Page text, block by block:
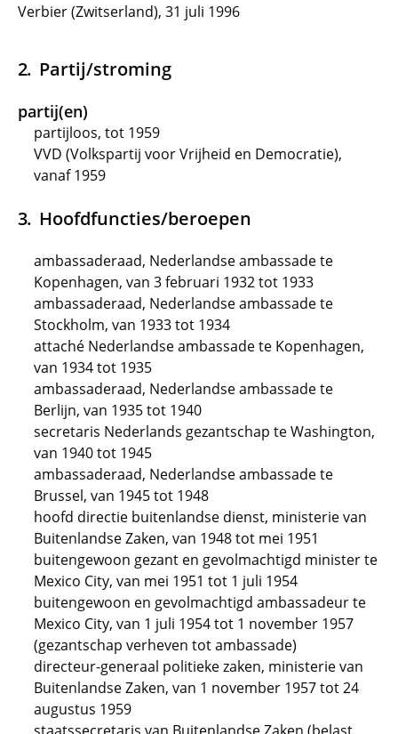
Verbier (Zwitserland), 31 juli 1996
Partij/stroming
partij(en)
partijloos, tot 1959
VVD (Volkspartij voor Vrijheid en Democratie),
vanaf 1959
Hoofdfuncties/beroepen
ambassaderaad, Nederlandse ambassade te
Kopenhagen, van 3 februari 1932 tot 1933
ambassaderaad, Nederlandse ambassade te
Stockholm, van 1933 tot 1934
attaché Nederlandse ambassade te Kopenhagen,
van 1934 tot 1935
ambassaderaad, Nederlandse ambassade te
Berlijn, van 1935 tot 1940
secretaris Nederlands gezantschap te Washington,
van 1940 tot 1945
ambassaderaad, Nederlandse ambassade te
Brussel, van 1945 tot 1948
hoofd directie buitenlandse dienst, ministerie van
Buitenlandse Zaken, van 1948 tot mei 1951
buitengewoon gezant en gevolmachtigd minister te
Mexico City, van mei 1951 tot 1 juli 1954
buitengewoon en gevolmachtigd ambassadeur te
Mexico City, van 1 juli 1954 tot 1 november 1957
(gezantschap verheven tot ambassade)
directeur-generaal politieke zaken, ministerie van
Buitenlandse Zaken, van 1 november 1957 tot 24
augustus 1959